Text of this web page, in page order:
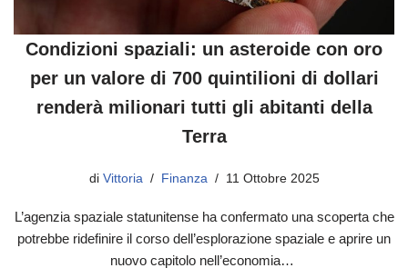
Condizioni spaziali: un asteroide con oro
per un valore di 700 quintilioni di dollari
renderà milionari tutti gli abitanti della
Terra
di Vittoria Finanza 11 Ottobre 2025
L’agenzia spaziale statunitense ha confermato una scoperta che
potrebbe ridefinire il corso dell’esplorazione spaziale e aprire un
nuovo capitolo nell’economia…